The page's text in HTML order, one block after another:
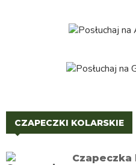
CZAPECZKI KOLARSKIE